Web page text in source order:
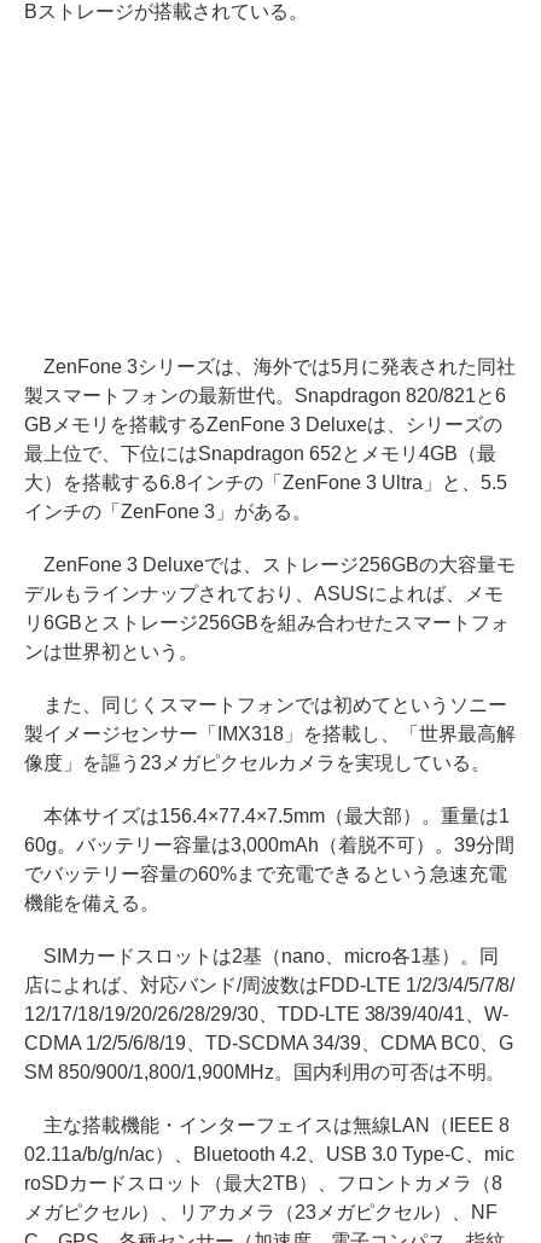
Bストレージが搭載されている。
ZenFone 3シリーズは、海外では5月に発表された同社
製スマートフォンの最新世代。Snapdragon 820/821と6
GBメモリを搭載するZenFone 3 Deluxeは、シリーズの
最上位で、下位にはSnapdragon 652とメモリ4GB（最
大）を搭載する6.8インチの「ZenFone 3 Ultra」と、5.5
インチの「ZenFone 3」がある。
ZenFone 3 Deluxeでは、ストレージ256GBの大容量モ
デルもラインナップされており、ASUSによれば、メモ
リ6GBとストレージ256GBを組み合わせたスマートフォ
ンは世界初という。
また、同じくスマートフォンでは初めてというソニー
製イメージセンサー「IMX318」を搭載し、「世界最高解
像度」を謳う23メガピクセルカメラを実現している。
本体サイズは156.4×77.4×7.5mm（最大部）。重量は1
60g。バッテリー容量は3,000mAh（着脱不可）。39分間
でバッテリー容量の60%まで充電できるという急速充電
機能を備える。
SIMカードスロットは2基（nano、micro各1基）。同
店によれば、対応バンド/周波数はFDD-LTE 1/2/3/4/5/7/8/
12/17/18/19/20/26/28/29/30、TDD-LTE 38/39/40/41、W-
CDMA 1/2/5/6/8/19、TD-SCDMA 34/39、CDMA BC0、G
SM 850/900/1,800/1,900MHz。国内利用の可否は不明。
主な搭載機能・インターフェイスは無線LAN（IEEE 8
02.11a/b/g/n/ac）、Bluetooth 4.2、USB 3.0 Type-C、mic
roSDカードスロット（最大2TB）、フロントカメラ（8
メガピクセル）、リアカメラ（23メガピクセル）、NF